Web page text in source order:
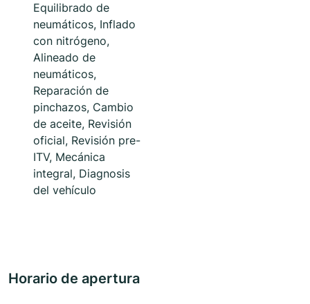
Equilibrado de
neumáticos, Inflado
con nitrógeno,
Alineado de
neumáticos,
Reparación de
pinchazos, Cambio
de aceite, Revisión
oficial, Revisión pre-
ITV, Mecánica
integral, Diagnosis
del vehículo
Horario de apertura